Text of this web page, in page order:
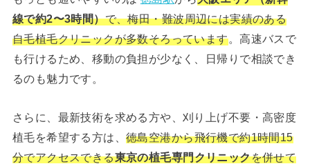
線で約2〜3時間）で、梅田・難波周辺には実績のある
自毛植毛クリニックが多数そろっています。高速バスで
も行けるため、移動の負担が少なく、日帰りで相談でき
るのも魅力です。
さらに、最新技術を求める方や、刈り上げ不要・高密度
植毛を希望する方は、徳島空港から飛行機で約1時間15
分でアクセスできる東京の植毛専門クリニックを併せて